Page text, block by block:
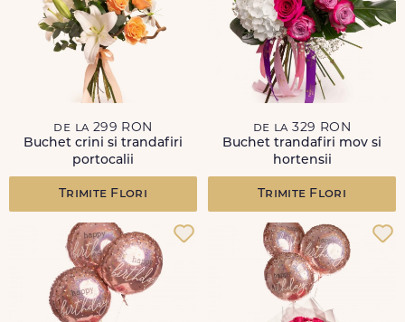
de la 299 RON
Buchet crini si trandafiri
portocalii
Trimite Flori
de la 329 RON
Buchet trandafiri mov si
hortensii
Trimite Flori